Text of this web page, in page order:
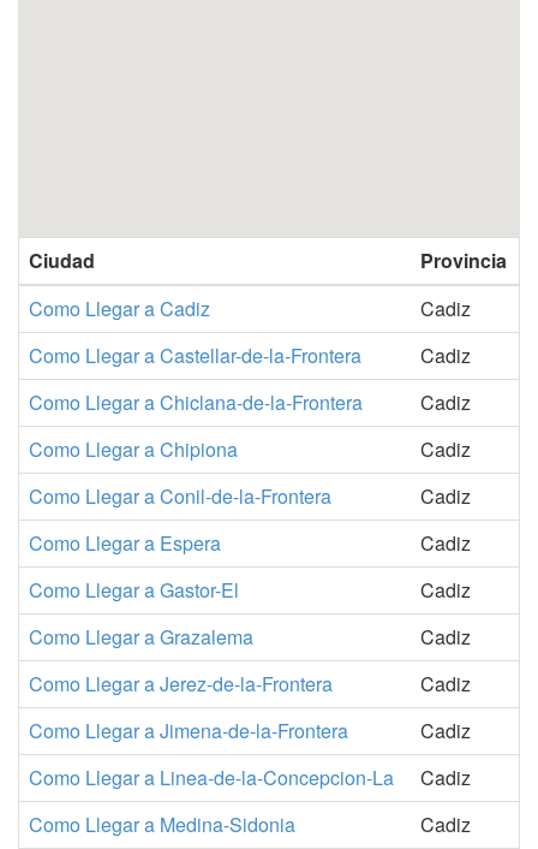
Ciudad
Provincia
Como Llegar a Cadiz
Cadiz
Como Llegar a Castellar-de-la-Frontera
Cadiz
Como Llegar a Chiclana-de-la-Frontera
Cadiz
Como Llegar a Chipiona
Cadiz
Como Llegar a Conil-de-la-Frontera
Cadiz
Como Llegar a Espera
Cadiz
Como Llegar a Gastor-El
Cadiz
Como Llegar a Grazalema
Cadiz
Como Llegar a Jerez-de-la-Frontera
Cadiz
Como Llegar a Jimena-de-la-Frontera
Cadiz
Como Llegar a Linea-de-la-Concepcion-La
Cadiz
Como Llegar a Medina-Sidonia
Cadiz